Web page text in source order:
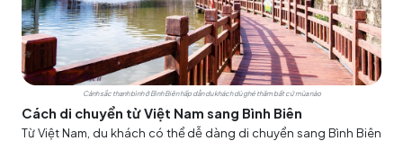
Cảnh sắc thanh bình ở Bình Biên hấp dẫn du khách dù ghé thăm bất cứ mùa nào
Cách di chuyển từ Việt Nam sang Bình Biên
Từ Việt Nam, du khách có thể dễ dàng di chuyển sang Bình Biên